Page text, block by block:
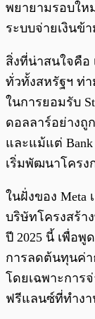
พยายามรอบให
ระบบจ่ายเงินข้า
สิ่งที่น่าสนใจคือ
ทั่วทั้งสหรัฐฯ ท่
ในการยอมรับ
ดอลลาร์อย่างถู
และแม้แต่
เริ่มพัฒนาโครง
ในฝั่งของ Meta
บริษัทโครงสร้า
ปี 2025 นี้ เพื่อพู
การลดต้นทุนค่า
โดยเฉพาะการ
ฟรีแลนซ์ที่ทำงา